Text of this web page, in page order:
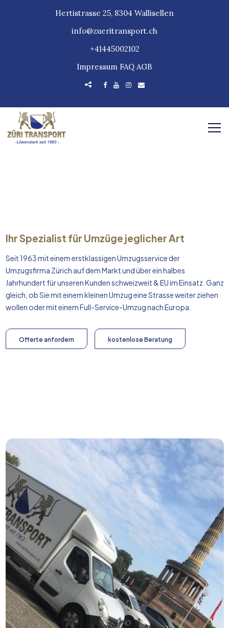
Hertistrasse 25, 8304 Wallisellen
info@zueritransport.ch
+41445002102
Impressum FAQ AGB
Ihr Spezialist für Umzüge jeglicher Art
Seit 1963 mit einem erstklassigen Umzugsservice der
Umzugsfirma Zürich auf dem Markt und über ein halbes
Jahrhundert für unseren Kunden schweizweit & EU im Einsatz. Ganz
gleich, ob Sie mit einem kleinen Umzug eine Strasse weiter ziehen
wollen oder mit einem Full-Service-Umzug nachEuropa
Offerte anfordern kostenlose Beratung